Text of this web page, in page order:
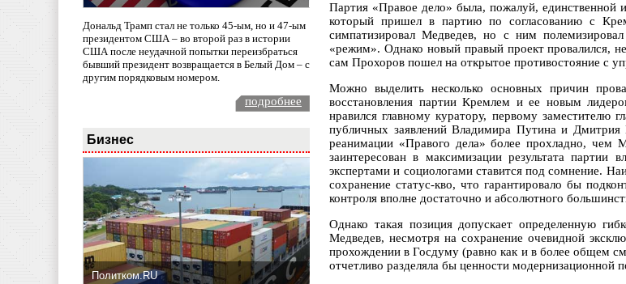
Дональд Трамп стал не только 45-ым, но и 47-ым
президентом США – во второй раз в истории
США после неудачной попытки переизбраться
бывший президент возвращается в Белый Дом – с
другим порядковым номером.
подробнее
Бизнес
Политком.RU
Партия «Правое дело» была, пожалуй,
который пришел в партию по согласованию с
симпатизировал Медведев, но с ним
«режим». Однако новый правый проект провалился,
сам Прохоров пошел на открытое противостояние с
Можно выделить несколько основных причин
восстановления партии Кремлем и ее новым
нравился главному куратору, первому заместителю
публичных заявлений Владимира Путина и
реанимации «Правого дела» более прохладно,
заинтересован в максимизации результата партии
экспертами и социологами ставится под сомнение.
сохранение статус-кво, что гарантировало бы
контроля вполне достаточно и абсолютного
Однако такая позиция допускает определенную
Медведев, несмотря на сохранение очевидной
прохождении в Госдуму (равно как и в более общем
отчетливо разделяла бы ценности модернизационной